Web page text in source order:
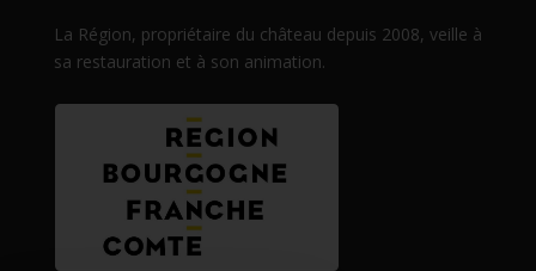
La Région, propriétaire du château depuis 2008, veille à
sa restauration et à son animation.